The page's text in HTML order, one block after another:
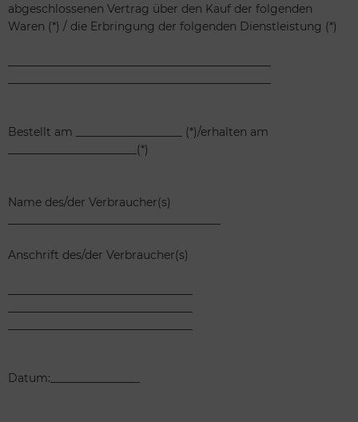
abgeschlossenen Vertrag über den Kauf der folgenden
Waren (*) / die Erbringung der folgenden Dienstleistung (*)
Bestellt am ___________________ (*)/erhalten am
_______________________(*)
Name des/der Verbraucher(s)
Anschrift des/der Verbraucher(s)
Datum:________________